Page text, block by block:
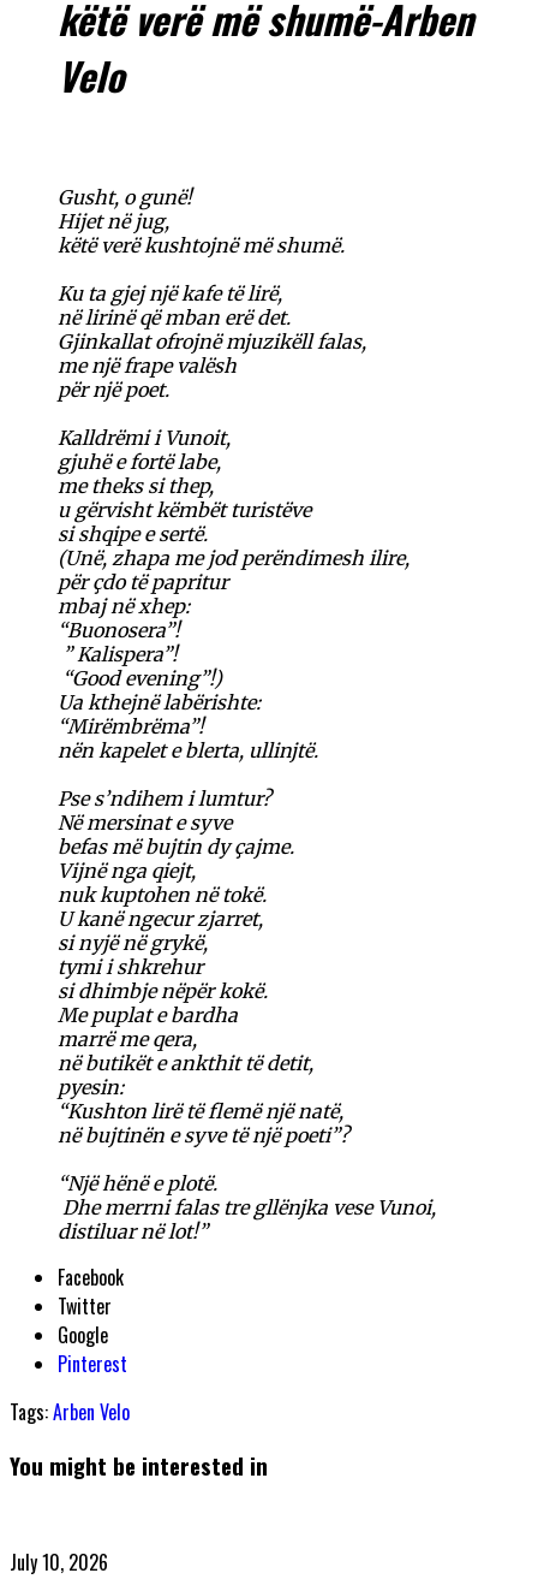
këtë verë më shumë-Arben
Velo
Gusht, o gunë!
Hijet në jug,
këtë verë kushtojnë më shumë.
Ku ta gjej një kafe të lirë,
në lirinë që mban erë det.
Gjinkallat ofrojnë mjuzikëll falas,
me një frape valësh
për një poet.
Kalldrëmi i Vunoit,
gjuhë e fortë labe,
me theks si thep,
u gërvisht këmbët turistëve
si shqipe e sertë.
(Unë, zhapa me jod perëndimesh ilire,
për çdo të papritur
mbaj në xhep:
“Buonosera”!
” Kalispera”!
“Good evening”!)
Ua kthejnë labërishte:
“Mirëmbrëma”!
nën kapelet e blerta, ullinjtë.
Pse s’ndihem i lumtur?
Në mersinat e syve
befas më bujtin dy çajme.
Vijnë nga qiejt,
nuk kuptohen në tokë.
U kanë ngecur zjarret,
si nyjë në grykë,
tymi i shkrehur
si dhimbje nëpër kokë.
Me puplat e bardha
marrë me qera,
në butikët e ankthit të detit,
pyesin:
“Kushton lirë të flemë një natë,
në bujtinën e syve të një poeti”?
“Një hënë e plotë.
Dhe merrni falas tre gllënjka vese Vunoi,
distiluar në lot!”
Facebook
Twitter
Google
Pinterest
Tags:Arben Velo
You might be interested in
July 10, 2026